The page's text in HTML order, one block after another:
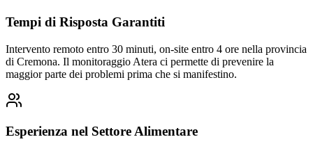
Tempi di Risposta Garantiti
Intervento remoto entro 30 minuti, on-site entro 4 ore nella provincia
di Cremona. Il monitoraggio Atera ci permette di prevenire la
maggior parte dei problemi prima che si manifestino.
Esperienza nel Settore Alimentare